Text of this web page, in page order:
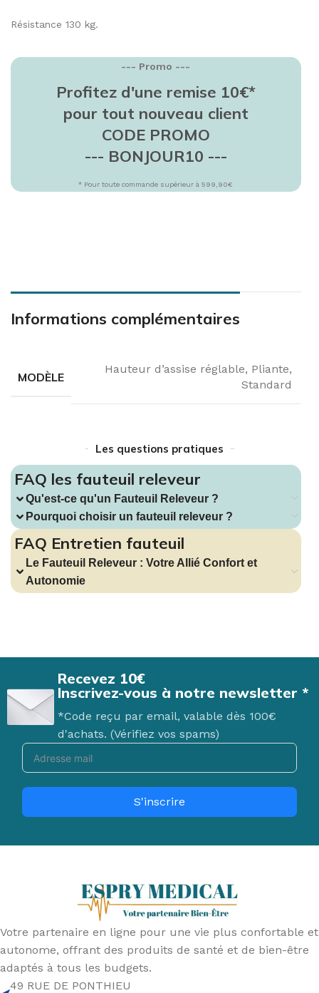
Résistance 130 kg.
--- Promo ---
Profitez d'une remise 10€*
pour tout nouveau client
CODE PROMO
--- BONJOUR10 ---
* Pour toute commande supérieur à 599,90€
Informations complémentaires
MODÈLE
Hauteur d’assise réglable, Pliante,
Standard
Les questions pratiques
FAQ les fauteuil releveur
Qu'est-ce qu'un Fauteuil Releveur ?
Pourquoi choisir un fauteuil releveur ?
FAQ Entretien fauteuil
Le Fauteuil Releveur : Votre Allié Confort et
Autonomie
Recevez 10€
Inscrivez-vous à notre newsletter *
*Code reçu par email, valable dès 100€
d'achats. (Vérifiez vos spams)
S'inscrire
Votre partenaire en ligne pour une vie plus confortable et
autonome, offrant des produits de santé et de bien-être
adaptés à tous les budgets.
49 RUE DE PONTHIEU